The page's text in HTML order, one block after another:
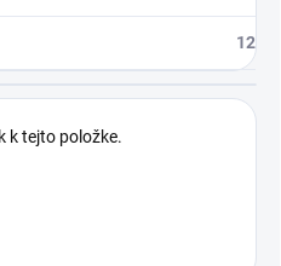
12
k tejto položke.